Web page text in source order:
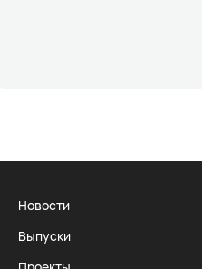
Новости
Выпуски